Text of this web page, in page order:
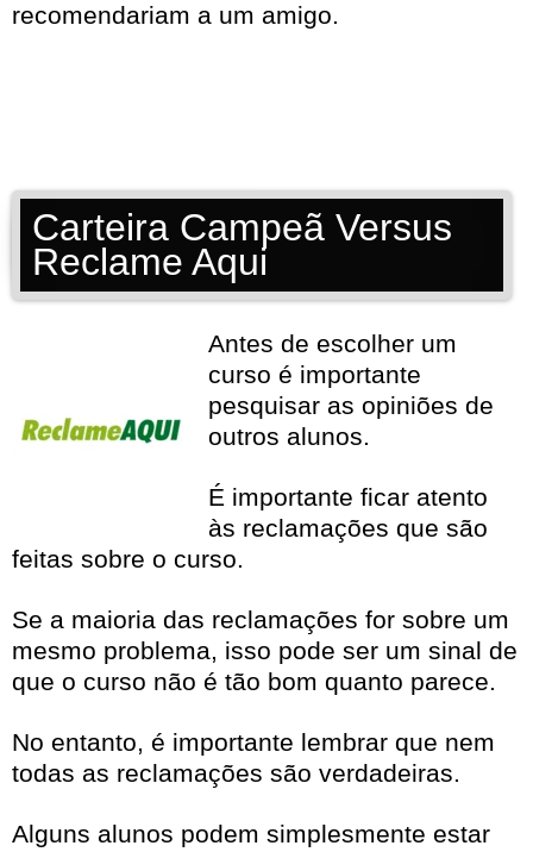
recomendariam a um amigo.
Carteira Campeã Versus
Reclame Aqui
Antes de escolher um
curso é importante
pesquisar as opiniões de
outros alunos.
É importante ficar atento
às reclamações que são
feitas sobre o curso.
Se a maioria das reclamações for sobre um
mesmo problema, isso pode ser um sinal de
que o curso não é tão bom quanto parece.
No entanto, é importante lembrar que nem
todas as reclamações são verdadeiras.
Alguns alunos podem simplesmente estar